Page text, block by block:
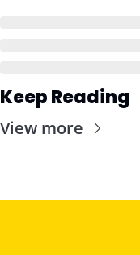
Keep Reading
View more